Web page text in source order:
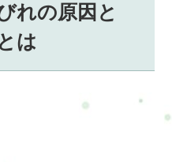
れの原因と
は